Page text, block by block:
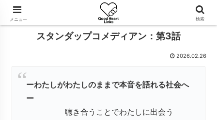
スタンダップコメディアン：第3話
2026.02.26
ーわたしがわたしのままで本音を語れる社会へ
ー
聴き合うことでわたしに出会う
メニュー 検索